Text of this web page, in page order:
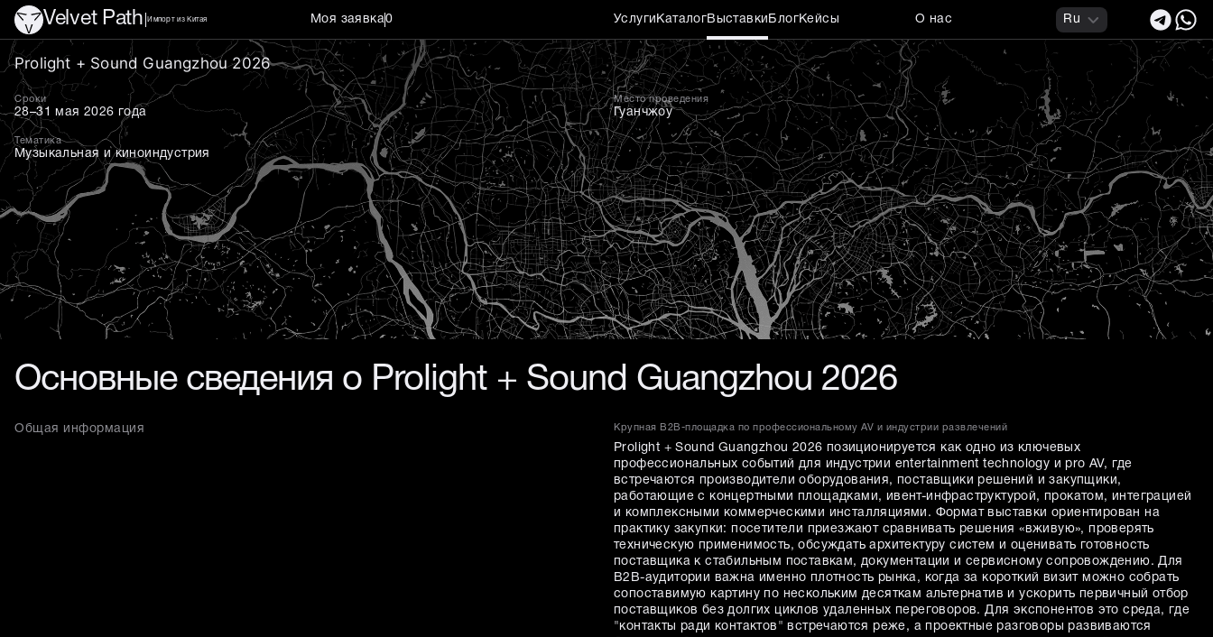
Velvet Path Импорт из Китая Моя заявка0 Услуги КаталогВыставки БлогКейсы О нас Ru
Prolight+Sound
Prolight + Sound Guangzhou 2026
Сроки
28–31 мая 2026 года
Место проведения
Гуанчжоу
Тематика
Музыкальная и киноиндустрия
Основные сведения о Prolight + Sound Guangzhou 2026
Общая информация Крупная B2B-площадка по профессиональному AV и индустрии развлечений
Prolight + Sound Guangzhou 2026 позиционируется как одно из ключевых
профессиональных событий для индустрии entertainment technology и pro AV, где
встречаются производители оборудования, поставщики решений и закупщики,
работающие с концертными площадками, ивент-инфраструктурой, прокатом, интеграцией
и комплексными коммерческими инсталляциями. Формат выставки ориентирован на
практику закупки: посетители приезжают сравнивать решения «вживую», проверять
техническую применимость, обсуждать архитектуру систем и оценивать готовность
поставщика к стабильным поставкам, документации и сервисному сопровождению. Для
B2B-аудитории важна именно плотность рынка, когда за короткий визит можно собрать
сопоставимую картину по нескольким десяткам альтернатив и ускорить первичный отбор
поставщиков без долгих циклов удаленных переговоров. Для экспонентов это среда, где
"контакты ради контактов" встречаются реже, а проектные разговоры развиваются